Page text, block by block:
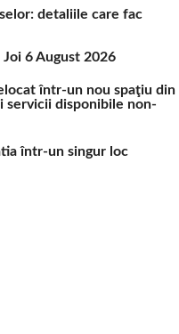
detaliile care fac
6 August 2026
într-un nou spaţiu din
servicii disponibile non-
într-un singur loc